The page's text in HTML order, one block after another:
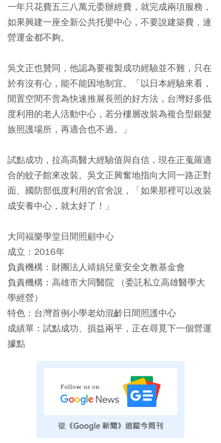
一年只花費五三八萬元委辦經費，就完成兩項服務，
如果興建一座全新公共托嬰中心，不要說建築費，連
營運金都不夠。
吳文正也贊同，他認為要複製成功經驗並不難，只在
於有沒有心，能不能因地制宜。「以日本經驗來看，
閒置空間不啻為快速推展長照的好方法，台灣好多低
度利用的老人活動中心，若分樓層改裝為複合型銀髮
族照護場所，再適合也不過。」
試點成功，拉高高醫大經驗值與自信，現在正蒐羅適
合的蚊子館來改裝。吳文正興奮地指向大同一路正對
面、國防部低度利用的官舍說，「如果那裡可以改裝
成安養中心，就太好了！」
大同福樂學堂日間照顧中心
成立：2016年
負責機構：財團法人靖娟兒童安全文教基金會
負責機構：高雄市大同醫院 （委託私立高雄醫學大
學經營）
特色：台灣首例小學老幼混齡日間照護中心
成績單：試點成功、損益兩平，正在尋覓下一個營運
據點